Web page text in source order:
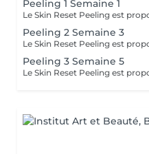
Peeling 1 Semaine 1
Peeling 2 Semaine 3
Peeling 3 Semaine 5